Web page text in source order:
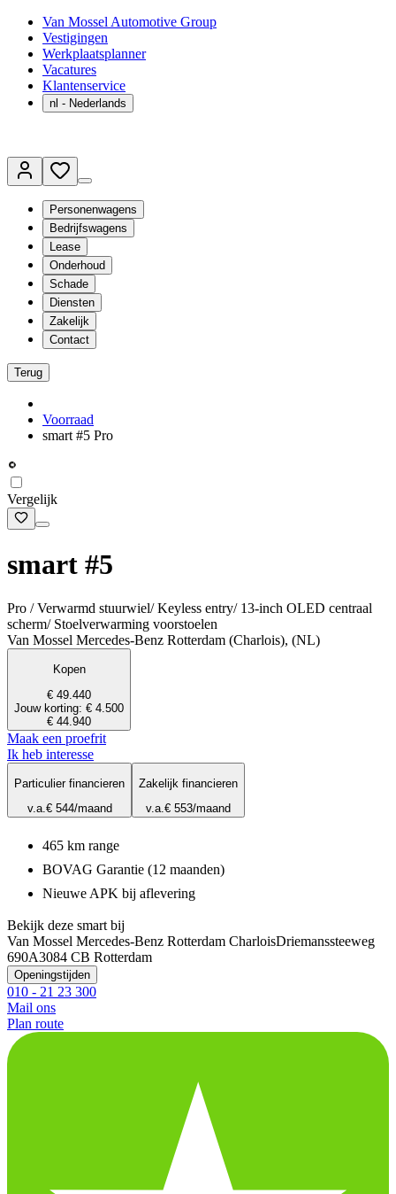
Van Mossel Automotive Group
Vestigingen
Werkplaatsplanner
Vacatures
Klantenservice
nl - Nederlands
Personenwagens
Bedrijfswagens
Lease
Onderhoud
Schade
Diensten
Zakelijk
Contact
Terug
Voorraad
smart #5 Pro
Vergelijk
smart #5
Pro / Verwarmd stuurwiel/ Keyless entry/ 13-inch OLED centraal
scherm/ Stoelverwarming voorstoelen
Van Mossel Mercedes-Benz Rotterdam (Charlois), (NL)
Kopen
€ 49.440
Jouw korting: € 4.500
€ 44.940
Maak een proefrit
Ik heb interesse
Particulier financieren
v.a.€ 544/maand
Zakelijk financieren
v.a.€ 553/maand
465 km range
BOVAG Garantie (12 maanden)
Nieuwe APK bij aflevering
Bekijk deze smart bij
Van Mossel Mercedes-Benz Rotterdam CharloisDriemanssteeweg
690A3084 CB Rotterdam
Openingstijden
010 - 21 23 300
Mail ons
Plan route